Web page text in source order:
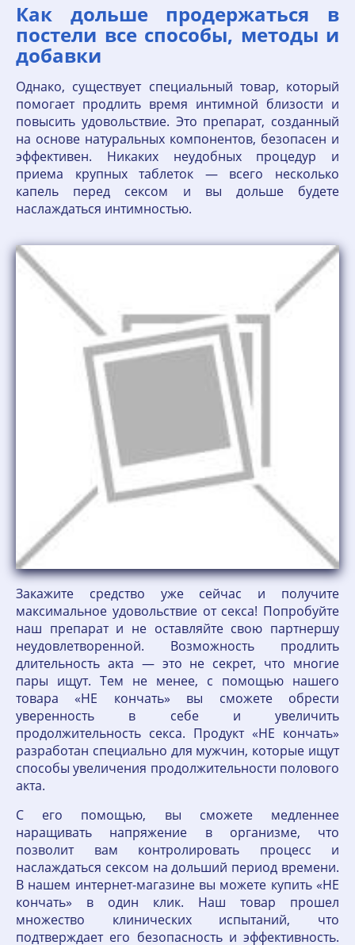
Как дольше продержаться в
постели все способы, методы и
добавки
Однако, существует специальный товар, который
помогает продлить время интимной близости и
повысить удовольствие. Это препарат, созданный
на основе натуральных компонентов, безопасен и
эффективен. Никаких неудобных процедур и
приема крупных таблеток — всего несколько
капель перед сексом и вы дольше будете
наслаждаться интимностью.
Закажите средство уже сейчас и получите
максимальное удовольствие от секса! Попробуйте
наш препарат и не оставляйте свою партнершу
неудовлетворенной. Возможность продлить
длительность акта — это не секрет, что многие
пары ищут. Тем не менее, с помощью нашего
товара «НЕ кончать» вы сможете обрести
уверенность в себе и увеличить
продолжительность секса. Продукт «НЕ кончать»
разработан специально для мужчин, которые ищут
способы увеличения продолжительности полового
акта.
С его помощью, вы сможете медленнее
наращивать напряжение в организме, что
позволит вам контролировать процесс и
наслаждаться сексом на дольший период времени.
В нашем интернет-магазине вы можете купить «НЕ
кончать» в один клик. Наш товар прошел
множество клинических испытаний, что
подтверждает его безопасность и эффективность.